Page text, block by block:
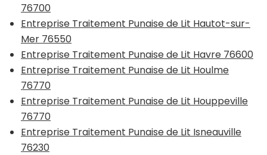
76700
Entreprise Traitement Punaise de Lit Hautot-sur-
Mer 76550
Entreprise Traitement Punaise de Lit Havre 76600
Entreprise Traitement Punaise de Lit Houlme
76770
Entreprise Traitement Punaise de Lit Houppeville
76770
Entreprise Traitement Punaise de Lit Isneauville
76230